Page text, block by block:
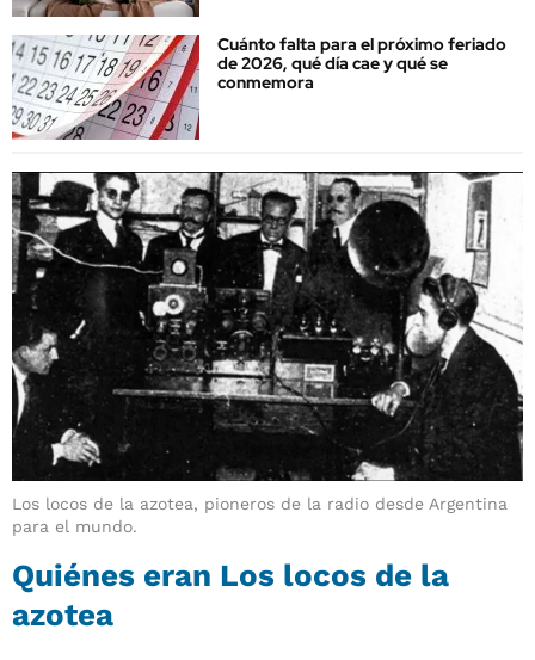
Cuánto falta para el próximo feriado
de 2026, qué día cae y qué se
conmemora
Los locos de la azotea, pioneros de la radio desde Argentina
para el mundo.
Quiénes eran Los locos de la
azotea